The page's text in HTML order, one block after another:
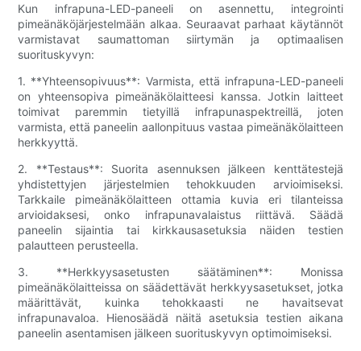
Kun infrapuna-LED-paneeli on asennettu, integrointi
pimeänäköjärjestelmään alkaa. Seuraavat parhaat käytännöt
varmistavat saumattoman siirtymän ja optimaalisen
suorituskyvyn:
1. **Yhteensopivuus**: Varmista, että infrapuna-LED-paneeli
on yhteensopiva pimeänäkölaitteesi kanssa. Jotkin laitteet
toimivat paremmin tietyillä infrapunaspektreillä, joten
varmista, että paneelin aallonpituus vastaa pimeänäkölaitteen
herkkyyttä.
2. **Testaus**: Suorita asennuksen jälkeen kenttätestejä
yhdistettyjen järjestelmien tehokkuuden arvioimiseksi.
Tarkkaile pimeänäkölaitteen ottamia kuvia eri tilanteissa
arvioidaksesi, onko infrapunavalaistus riittävä. Säädä
paneelin sijaintia tai kirkkausasetuksia näiden testien
palautteen perusteella.
3. **Herkkyysasetusten säätäminen**: Monissa
pimeänäkölaitteissa on säädettävät herkkyysasetukset, jotka
määrittävät, kuinka tehokkaasti ne havaitsevat
infrapunavaloa. Hienosäädä näitä asetuksia testien aikana
paneelin asentamisen jälkeen suorituskyvyn optimoimiseksi.